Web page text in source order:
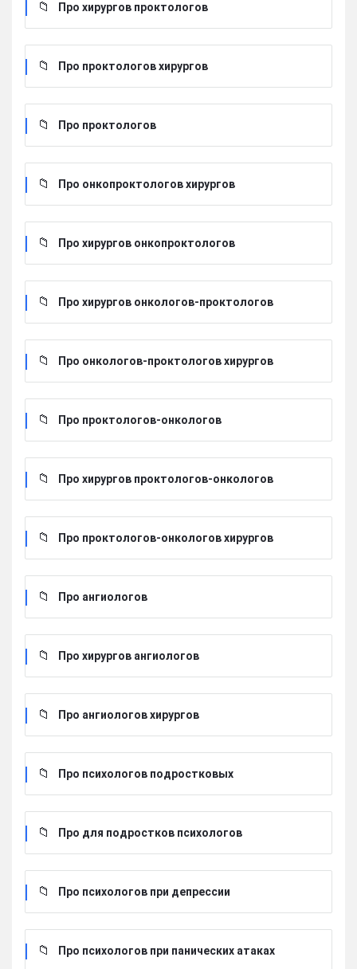
Про хирургов проктологов
Про проктологов хирургов
Про проктологов
Про онкопроктологов хирургов
Про хирургов онкопроктологов
Про хирургов онкологов-проктологов
Про онкологов-проктологов хирургов
Про проктологов-онкологов
Про хирургов проктологов-онкологов
Про проктологов-онкологов хирургов
Про ангиологов
Про хирургов ангиологов
Про ангиологов хирургов
Про психологов подростковых
Про для подростков психологов
Про психологов при депрессии
Про психологов при панических атаках